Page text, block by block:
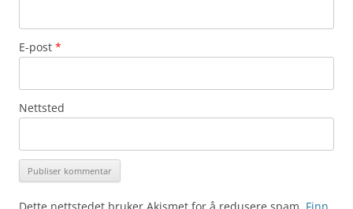
E-post *
Nettsted